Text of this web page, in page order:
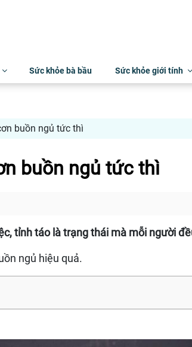
Sức khỏe bà bầu Sức khỏe giới tính
buồn ngủ tức thì
buồn ngủ tức thì
tỉnh táo là trạng thái mà mỗi người
ngủ hiệu quả.